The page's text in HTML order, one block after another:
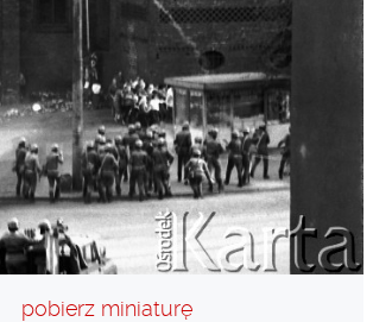
pobierz miniaturę